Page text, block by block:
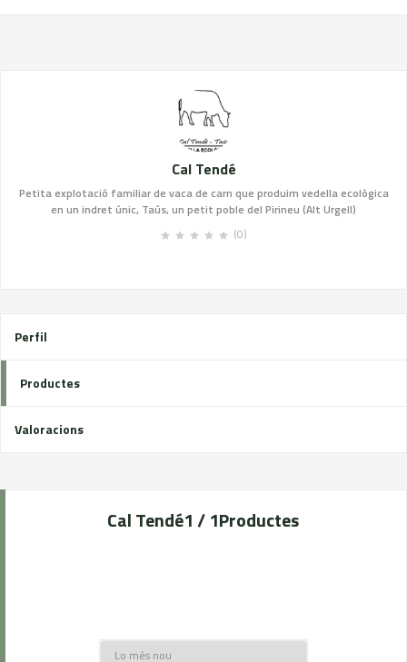
Cal Tendé
Petita explotació familiar de vaca de carn que produim vedella ecològica
en un indret únic, Taús, un petit poble del Pirineu (Alt Urgell)
(0)
Perfil
Productes
Valoracions
Cal Tendé1 / 1Productes